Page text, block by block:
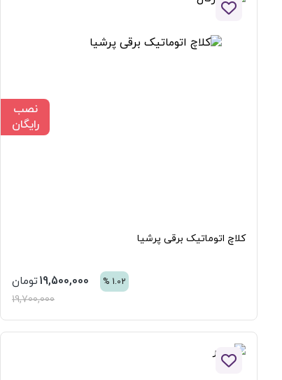
افزودن به لیست علاقه مندی ها
نصب
رایگان
کلاچ اتوماتیک برقی پرشیا
1.02
%
19,500,000تومان
19,700,000
افزودن به لیست علاقه مندی ها